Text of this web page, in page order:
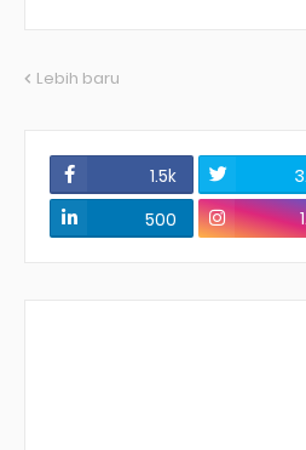
Lebih baru
1.5k
500